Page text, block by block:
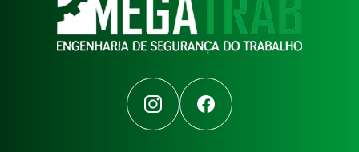
InstagramFacebook